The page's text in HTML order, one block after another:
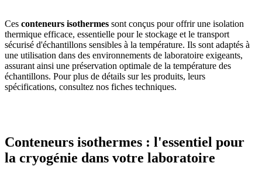
Ces conteneurs isothermes sont conçus pour offrir une isolation
thermique efficace, essentielle pour le stockage et le transport
sécurisé d'échantillons sensibles à la température. Ils sont adaptés à
une utilisation dans des environnements de laboratoire exigeants,
assurant ainsi une préservation optimale de la température des
échantillons. Pour plus de détails sur les produits, leurs
spécifications, consultez nos fiches techniques.
Conteneurs isothermes : l'essentiel pour
la cryogénie dans votre laboratoire